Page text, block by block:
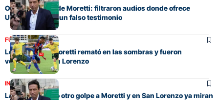
Otro escándalo de Moretti: filtraron audios donde ofrece
US$40.000 por un falso testimonio
FÚTBOL
Los pibes que Moretti remató en las sombras y fueron
verdugos de San Lorenzo
INSTITUCIONAL
La Justicia le dio otro golpe a Moretti y en San Lorenzo ya miran